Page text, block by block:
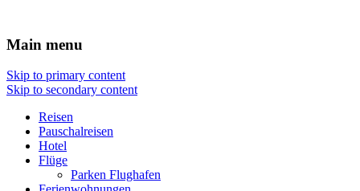
Reisen Hotel Flug
Main menu
Skip to primary content
Skip to secondary content
Reisen
Pauschalreisen
Hotel
Flüge
Parken Flughafen